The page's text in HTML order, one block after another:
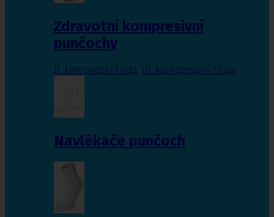
Zdravotní kompresivní
punčochy
II. kompresní třída III. kompresivní třída
Navlékače punčoch